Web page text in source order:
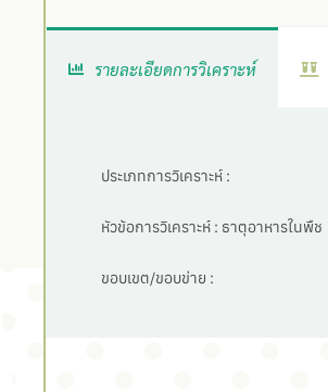
รายละเอียดการวิเคราะห์
ประเภทการวิเคราะห์ :
หัวข้อการวิเคราะห์ : ธาตุอาหารในพืช
ขอบเขต/ขอบข่าย :